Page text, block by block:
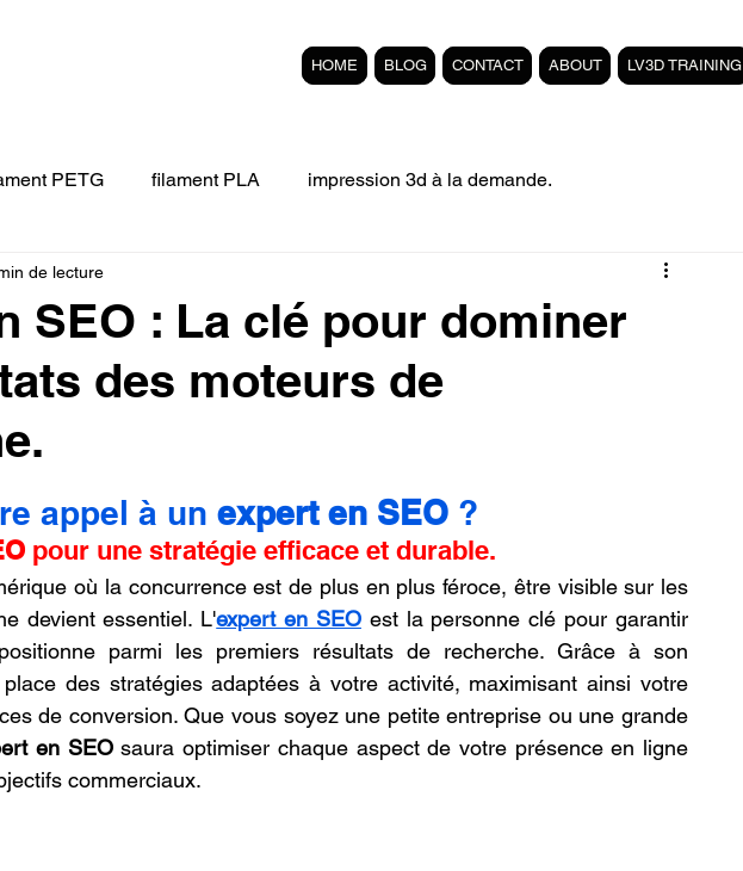
HOME BLOG CONTACT ABOUT LV3D TRAINING
PETG filament PLA impression 3d à la demande.
Filament 3D FLEXIBLE filament PETG carbone
3D. Formation éligible au CPF Impressio
LV3D Franchise LV3D Formation 3D QUALIOPI
Bambu Lab X2D SNAPMAKER U1
SEO : La clé pour dominer
des moteurs de
de lecture
5.
appel à un expert en SEO ?
pour une stratégie efficace et durable.
où la concurrence est de plus en plus féroce, être visible sur les
devient essentiel. L'expert en SEO est la personne clé pour garantir
parmi les premiers résultats de recherche. Grâce à son
des stratégies adaptées à votre activité, maximisant ainsi votre
de conversion. Que vous soyez une petite entreprise ou une grande
en SEO saura optimiser chaque aspect de votre présence en ligne
commerciaux.